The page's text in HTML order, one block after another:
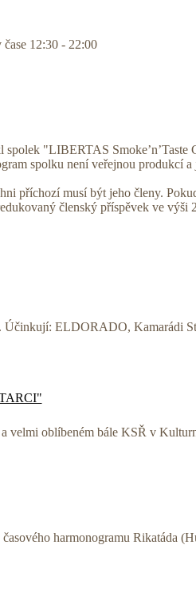
12:30 - 22:00
"LIBERTAS Smoke’n’Taste
spolku není veřejnou produkcí
příchozí musí být jeho členy.
členský příspěvek ve výši
Účinkují: ELDORADO, Kamarádi
oblíbeném bále KSŘ v
harmonogramu Rikatáda